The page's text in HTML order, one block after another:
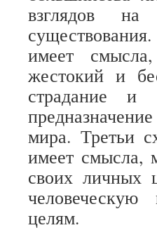
взглядов
имеет
жестокий и
страдание и
мира. Третьи
имеет смысла,
своих личных
целям.